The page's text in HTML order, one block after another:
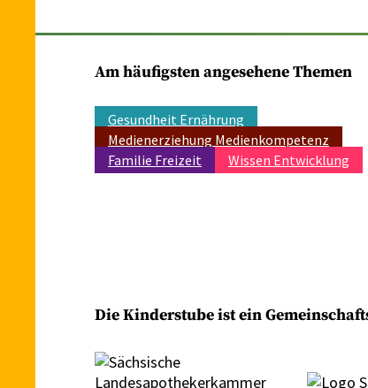
Am häufigsten angesehene Themen
Gesundheit Ernährung
Medienerziehung Medienkompetenz
Familie Freizeit
Wissen Entwicklung
Die Kinderstube ist ein